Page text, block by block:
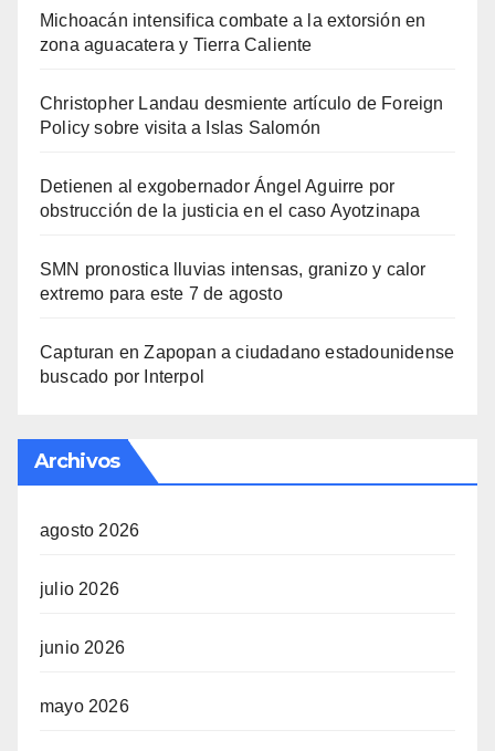
Michoacán intensifica combate a la extorsión en
zona aguacatera y Tierra Caliente
Christopher Landau desmiente artículo de Foreign
Policy sobre visita a Islas Salomón
Detienen al exgobernador Ángel Aguirre por
obstrucción de la justicia en el caso Ayotzinapa
SMN pronostica lluvias intensas, granizo y calor
extremo para este 7 de agosto
Capturan en Zapopan a ciudadano estadounidense
buscado por Interpol
Archivos
agosto 2026
julio 2026
junio 2026
mayo 2026